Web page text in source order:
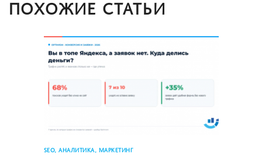
ПОХОЖИЕ СТАТЬИ
SEO, АНАЛИТИКА, МАРКЕТИНГ